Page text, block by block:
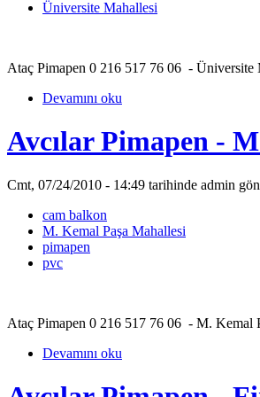
Üniversite Mahallesi
Ataç Pimapen 0 216 517 76 06 - Üniversite
Devamını oku
Avcılar Pimapen -
Cmt, 07/24/2010 - 14:49 tarihinde admin
cam balkon
M. Kemal Paşa Mahallesi
pimapen
pvc
Ataç Pimapen 0 216 517 76 06 - M. Kemal
Devamını oku